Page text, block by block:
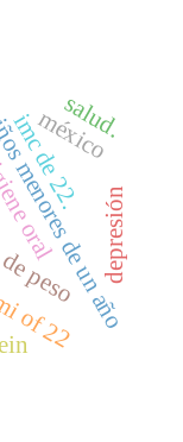
pesode un año
oral depresión
of 22
imc de 22.
méxico
salud.